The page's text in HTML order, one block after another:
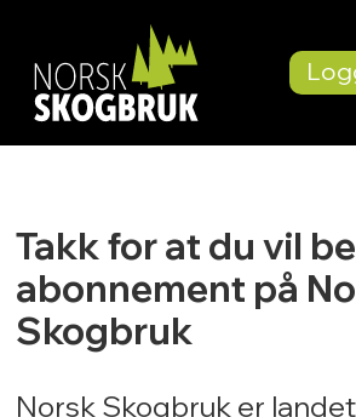
Abonnement
Takk for at du vil
abonnement på
Skogbruk
Norsk Skogbruk er